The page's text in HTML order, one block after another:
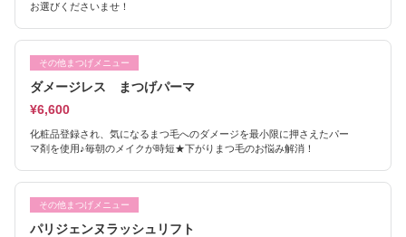
お選びくださいませ！
その他まつげメニュー
ダメージレス まつげパーマ
¥6,600
化粧品登録され、気になるまつ毛へのダメージを最小限に押さえたパー
マ剤を使用♪毎朝のメイクが時短★下がりまつ毛のお悩み解消！
その他まつげメニュー
パリジェンヌラッシュリフト